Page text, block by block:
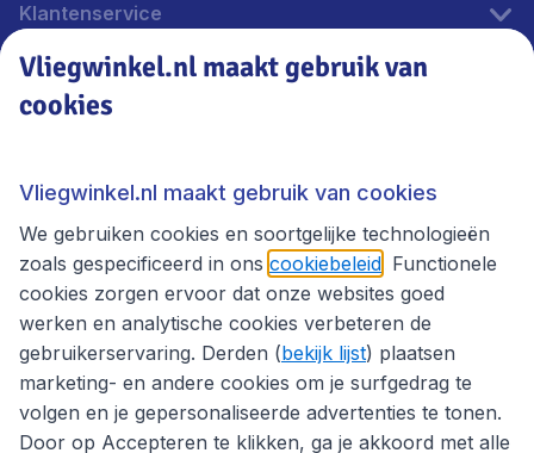
Klantenservice
Vliegwinkel.nl
Thema's
Vliegwinkel.nl maakt gebruik van
cookies
Vliegwinkel.nl maakt gebruik van cookies
We gebruiken cookies en soortgelijke technologieën
zoals gespecificeerd in ons cookiebeleid . Functionele
cookies zorgen ervoor dat onze websites goed
werken en analytische cookies verbeteren de
gebruikerservaring. Derden (bekijk lijst) plaatsen
marketing- en andere cookies om je surfgedrag te
volgen en je gepersonaliseerde advertenties te tonen.
Door op Accepteren te klikken, ga je akkoord met alle